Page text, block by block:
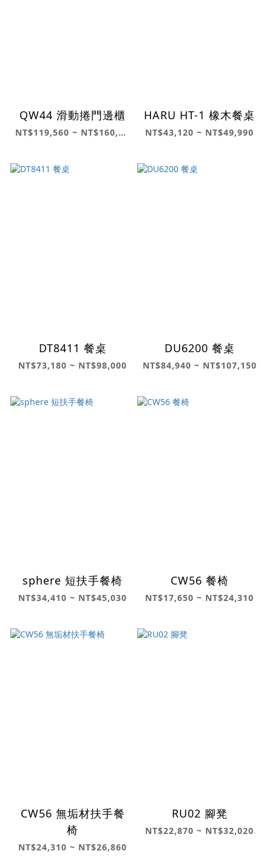
QW44 滑動捲門邊櫃
NT$119,560 ~ NT$160,070
HARU HT-1 橡木餐桌
NT$43,120 ~ NT$49,990
DT8411 餐桌
NT$73,180 ~ NT$98,000
DU6200 餐桌
NT$84,940 ~ NT$107,150
sphere 短扶手餐椅
NT$34,410 ~ NT$45,030
CW56 餐椅
NT$17,650 ~ NT$24,310
CW56 無垢材扶手餐
椅
NT$24,310 ~ NT$26,860
RU02 腳凳
NT$22,870 ~ NT$32,020